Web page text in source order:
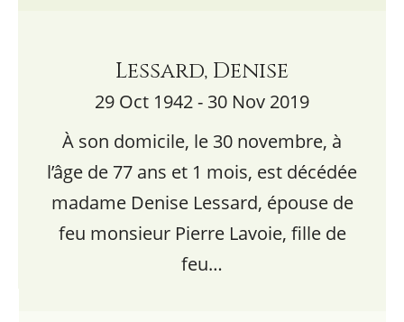
Lessard, Denise
29 Oct 1942 - 30 Nov 2019
À son domicile, le 30 novembre, à
l’âge de 77 ans et 1 mois, est décédée
madame Denise Lessard, épouse de
feu monsieur Pierre Lavoie, fille de
feu…